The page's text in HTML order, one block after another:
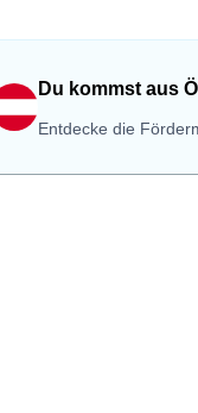
Du kommst aus
Entdecke die